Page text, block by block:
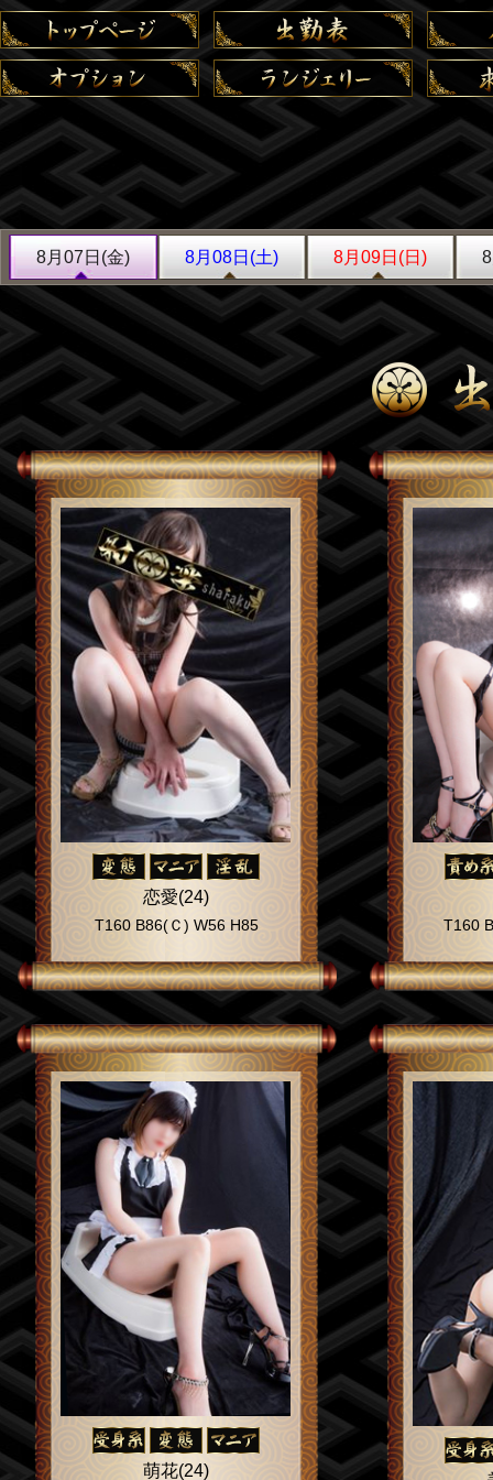
8月07日(金) 8月08日(土) 8月09日(日)
恋愛(24)
T160 B86(Ｃ) W56 H85 T160
萌花(24)